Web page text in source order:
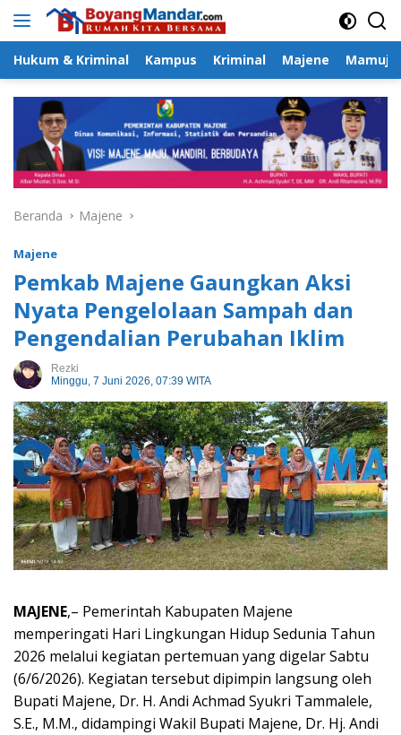
Langsung
Hukum & Kriminal Kampus Kriminal Majene Mamuju
Beranda Majene
Majene
Pemkab Majene Gaungkan Aksi
Nyata Pengelolaan Sampah dan
Pengendalian Perubahan Iklim
Rezki
Minggu, 7 Juni 2026, 07:39 WITA
MAJENE,– Pemerintah Kabupaten Majene
memperingati Hari Lingkungan Hidup Sedunia Tahun
2026 melalui kegiatan pertemuan yang digelar Sabtu
(6/6/2026). Kegiatan tersebut dipimpin langsung oleh
Bupati Majene, Dr. H. Andi Achmad Syukri Tammalele,
S.E., M.M., didampingi Wakil Bupati Majene, Dr. Hj. Andi